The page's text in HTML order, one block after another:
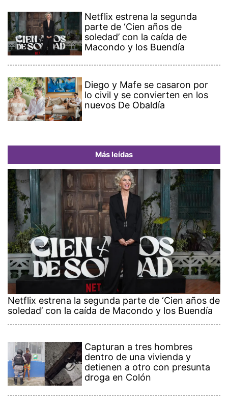
Netflix estrena la segunda
parte de ‘Cien años de
soledad’ con la caída de
Macondo y los Buendía
Diego y Mafe se casaron por
lo civil y se convierten en los
nuevos De Obaldía
Más leídas
Netflix estrena la segunda parte de ‘Cien años de
soledad’ con la caída de Macondo y los Buendía
Capturan a tres hombres
dentro de una vivienda y
detienen a otro con presunta
droga en Colón